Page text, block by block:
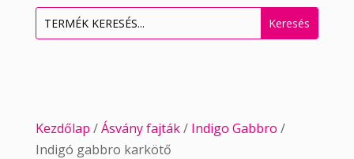
Kezdőlap /Ásvány fajták/ Indigo Gabbro /
Indigó gabbro karkötő